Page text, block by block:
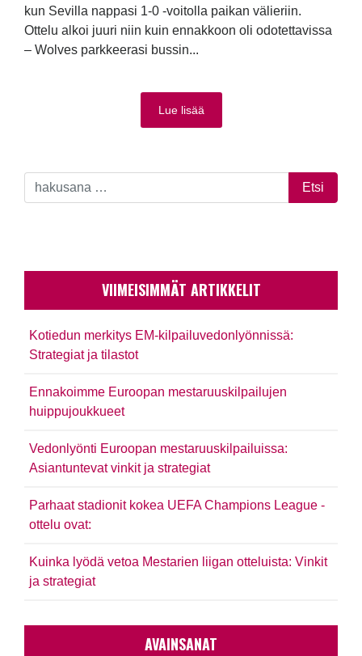
kun Sevilla nappasi 1-0 -voitolla paikan välieriin.
Ottelu alkoi juuri niin kuin ennakkoon oli odotettavissa
– Wolves parkkeerasi bussin...
Lue lisää
VIIMEISIMMÄT ARTIKKELIT
Kotiedun merkitys EM-kilpailuvedonlyönnissä:
Strategiat ja tilastot
Ennakoimme Euroopan mestaruuskilpailujen
huippujoukkueet
Vedonlyönti Euroopan mestaruuskilpailuissa:
Asiantuntevat vinkit ja strategiat
Parhaat stadionit kokea UEFA Champions League -
ottelu ovat:
Kuinka lyödä vetoa Mestarien liigan otteluista: Vinkit
ja strategiat
AVAINSANAT